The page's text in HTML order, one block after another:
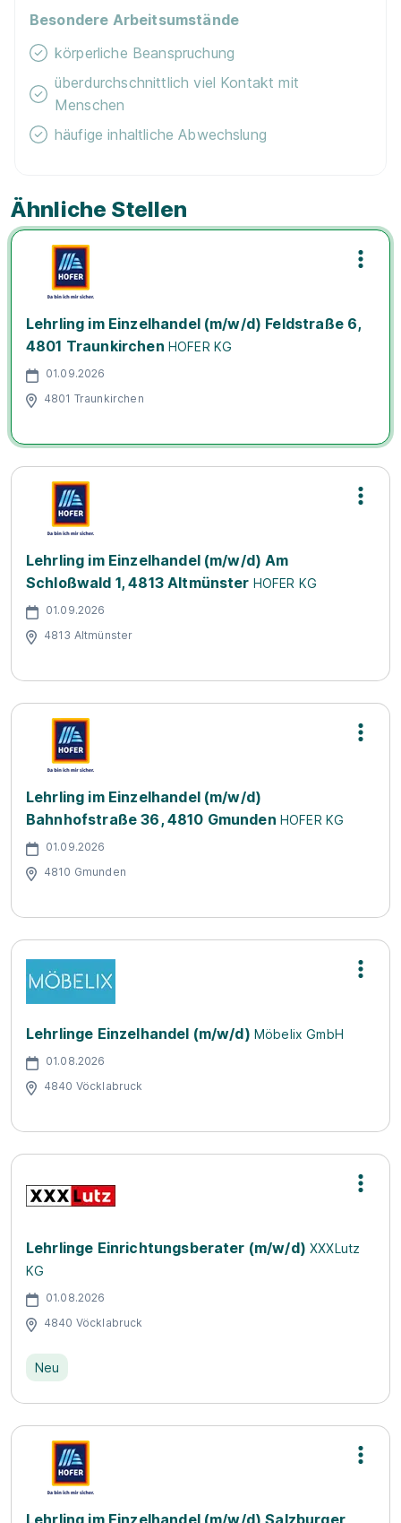
Ähnliche Stellen
Lehrling im Einzelhandel (m/w/d) Feldstraße 6,
4801 Traunkirchen HOFER KG
01.09.2026
4801 Traunkirchen
Lehrling im Einzelhandel (m/w/d) Am
Schloßwald 1, 4813 Altmünster HOFER KG
01.09.2026
4813 Altmünster
Lehrling im Einzelhandel (m/w/d)
Bahnhofstraße 36, 4810 Gmunden HOFER KG
01.09.2026
4810 Gmunden
Lehrlinge Einzelhandel (m/w/d) Möbelix GmbH
01.08.2026
4840 Vöcklabruck
Lehrlinge Einrichtungsberater (m/w/d) XXXLutz
KG
01.08.2026
4840 Vöcklabruck
Neu
Lehrling im Einzelhandel (m/w/d) Salzburger
Besondere Arbeitsumstände
körperliche Beanspruchung
überdurchschnittlich viel Kontakt mit
Menschen
häufige inhaltliche Abwechslung